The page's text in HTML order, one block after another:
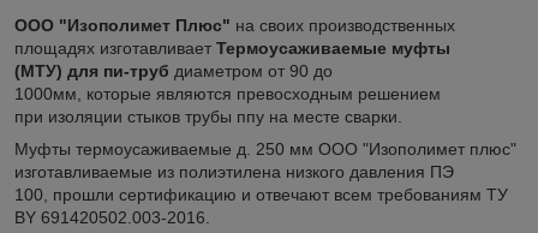
ООО "Изополимет Плюс" на своих производственных
площадях изготавливает Термоусаживаемые муфты
(МТУ) для пи-труб диаметром от 90 до
1000мм, которые являются превосходным решением
при изоляции стыков трубы ппу на месте сварки.
Муфты термоусаживаемые д. 250 мм ООО "Изополимет плюс"
изготавливаемые из полиэтилена низкого давления ПЭ
100, прошли сертификацию и отвечают всем требованиям ТУ
BY 691420502.003-2016.